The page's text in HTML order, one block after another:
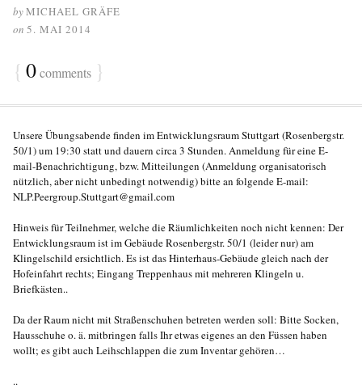
byMICHAEL GRÄFE
on 5. MAI 2014
{ 0comments }
Unsere Übungsabende finden im Entwicklungsraum Stuttgart (Rosenbergstr.
50/1) um 19:30 statt und dauern circa 3 Stunden. Anmeldung für eine E-
mail-Benachrichtigung, bzw. Mitteilungen (Anmeldung organisatorisch
nützlich, aber nicht unbedingt notwendig) bitte an folgende E-mail:
NLP.Peergroup.Stuttgart@gmail.com
Hinweis für Teilnehmer, welche die Räumlichkeiten noch nicht kennen: Der
Entwicklungsraum ist im Gebäude Rosenbergstr. 50/1 (leider nur) am
Klingelschild ersichtlich. Es ist das Hinterhaus-Gebäude gleich nach der
Hofeinfahrt rechts; Eingang Treppenhaus mit mehreren Klingeln u.
Briefkästen..
Da der Raum nicht mit Straßenschuhen betreten werden soll: Bitte Socken,
Hausschuhe o. ä. mitbringen falls Ihr etwas eigenes an den Füssen haben
wollt; es gibt auch Leihschlappen die zum Inventar gehören…
..